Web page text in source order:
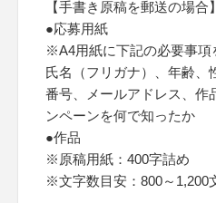
【手書き原稿を郵送の場合】
●応募用紙
※A4用紙に下記の必要事項
氏名（フリガナ）、年齢、
番号、メールアドレス、作
ンペーンを何で知ったか
●作品
※原稿用紙：400字詰め
※文字数目安：800～1,200